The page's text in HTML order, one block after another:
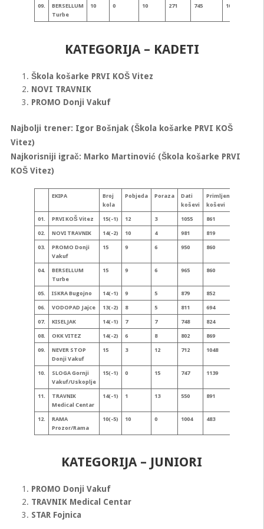
09.
BERSELLUM
Turbe
10 0 10 271 745 10
KATEGORIJA – KADETI
Škola košarke PRVI KOŠ Vitez
NOVI TRAVNIK
PROMO Donji Vakuf
Najbolji trener: Igor Bošnjak (Škola košarke PRVI KOŠ
Vitez)
Najkorisniji igrač: Marko Martinović (Škola košarke PRVI
KOŠ Vitez)
EKIPA
Broj
kola
Pobjeda Poraza
Dati
koševi
Primljeni
koševi
01. PRVI KOŠ Vitez 15(-1) 12 3 1055 861
02. NOVI TRAVNIK 14(-2) 10 4 981 819
03.
PROMO Donji
Vakuf
15 9 6 950 860
04.
BERSELLUM
Turbe
15 9 6 965 860
05. ISKRA Bugojno 14(-1) 9 5 879 852
06. VODOPAD Jajce 13(-2) 8 5 811 694
07. KISELJAK 14(-1) 7 7 748 824
08. OKK VITEZ 14(-2) 6 8 802 869
09.
NEVER STOP
Donji Vakuf
15 3 12 712 1048
10. SLOGAGornji
Vakuf/Uskoplje
15(-1) 0 15 747 1139
11.
TRAVNIK
Medical Centar
14(-1) 1 13 550 891
12.
RAMA
Prozor/Rama
10(-5) 10 0 1004 483
KATEGORIJA – JUNIORI
PROMO Donji Vakuf
TRAVNIK Medical Centar
STAR Fojnica